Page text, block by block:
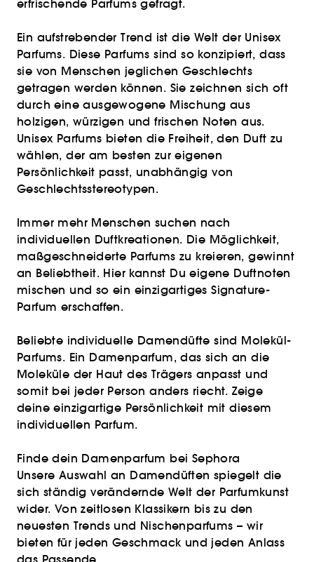
erfrischende Parfums gefragt.
Ein aufstrebender Trend ist die Welt der Unisex
Parfums. Diese Parfums sind so konzipiert, dass
sie von Menschen jeglichen Geschlechts
getragen werden können. Sie zeichnen sich oft
durch eine ausgewogene Mischung aus
holzigen, würzigen und frischen Noten aus.
Unisex Parfums bieten die Freiheit, den Duft zu
wählen, der am besten zur eigenen
Persönlichkeit passt, unabhängig von
Geschlechtsstereotypen.
Immer mehr Menschen suchen nach
individuellen Duftkreationen. Die Möglichkeit,
maßgeschneiderte Parfums zu kreieren, gewinnt
an Beliebtheit. Hier kannst Du eigene Duftnoten
mischen und so ein einzigartiges Signature-
Parfum erschaffen.
Beliebte individuelle Damendüfte sind Molekül-
Parfums. Ein Damenparfum, das sich an die
Moleküle der Haut des Trägers anpasst und
somit bei jeder Person anders riecht. Zeige
deine einzigartige Persönlichkeit mit diesem
individuellen Parfum.
Finde dein Damenparfum bei Sephora
Unsere Auswahl an Damendüften spiegelt die
sich ständig verändernde Welt der Parfumkunst
wider. Von zeitlosen Klassikern bis zu den
neuesten Trends und Nischenparfums – wir
bieten für jeden Geschmack und jeden Anlass
das Passende.